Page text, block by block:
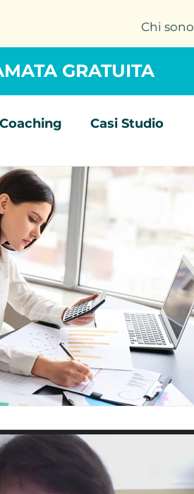
Chi sono
GRATUITA
Casi Studio